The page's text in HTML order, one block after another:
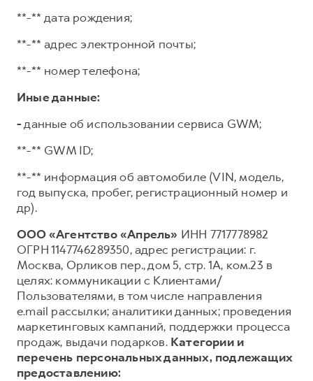
**-** дата рождения;
**-** адрес электронной почты;
**-** номер телефона;
Иные данные:
-данные об использовании сервиса GWM;
**-** GWM ID;
**-** информация об автомобиле (VIN, модель,
год выпуска, пробег, регистрационный номер и
др).
ООО «Агентство «Апрель» ИНН 7717778982
ОГРН 1147746289350, адрес регистрации: г.
Москва, Орликов пер., дом 5, стр. 1А, ком.23 в
целях: коммуникации с Клиентами/
Пользователями, в том числе направления
e.mail рассылки; аналитики данных; проведения
маркетинговых кампаний, поддержки процесса
продаж, выдачи подарков. Категории и
перечень персональных данных, подлежащих
предоставлению: